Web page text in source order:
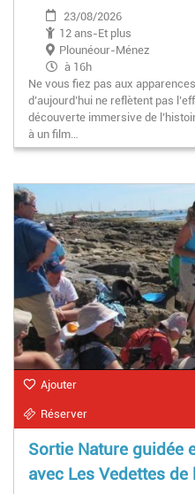
23/08/2026
12 ans-Et plus
Plounéour-Ménez
à 16h
Ne vous fiez pas aux
d’aujourd’hui ne reflètent pas
découverte immersive de
à un film…
Ajouter
Réserver
Sortie Nature guidée
avec Les Vedettes de